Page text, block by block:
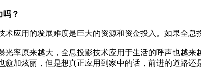
吗？
应用的发展难度是巨大的资源和资金投入。如果全
率原来越大，全息投影技术应用于生活的呼声也越
愈加炫丽，但是想真正应用到家中的话，前进的道路还